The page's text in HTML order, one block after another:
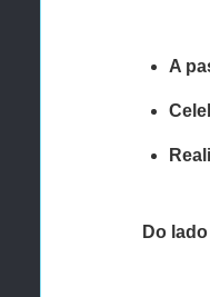
A
Do